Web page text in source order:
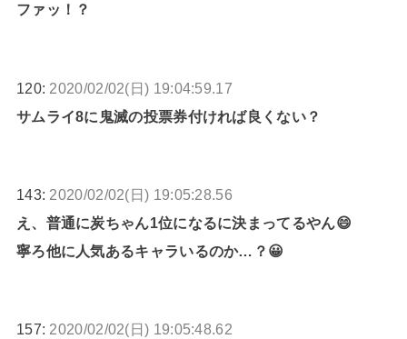
ファッ！？
120: 2020/02/02(日) 19:04:59.17
サムライ8に鬼滅の投票券付ければ良くない？
143: 2020/02/02(日) 19:05:28.56
え、普通に炭ちゃん1位になるに決まってるやん😄
寧ろ他に人気あるキャラいるのか…？😀
157: 2020/02/02(日) 19:05:48.62